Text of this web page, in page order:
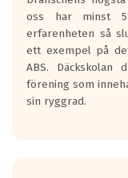
Inga D eller G
personbilar och
Betyget sätts
skall bromsa in
0.5-1.5 mm vatten.
I 80km/h kommer
oss har minst
erfarenheten så
ett exempel på
ABS. Däckskolan
förening som
sin ryggrad.